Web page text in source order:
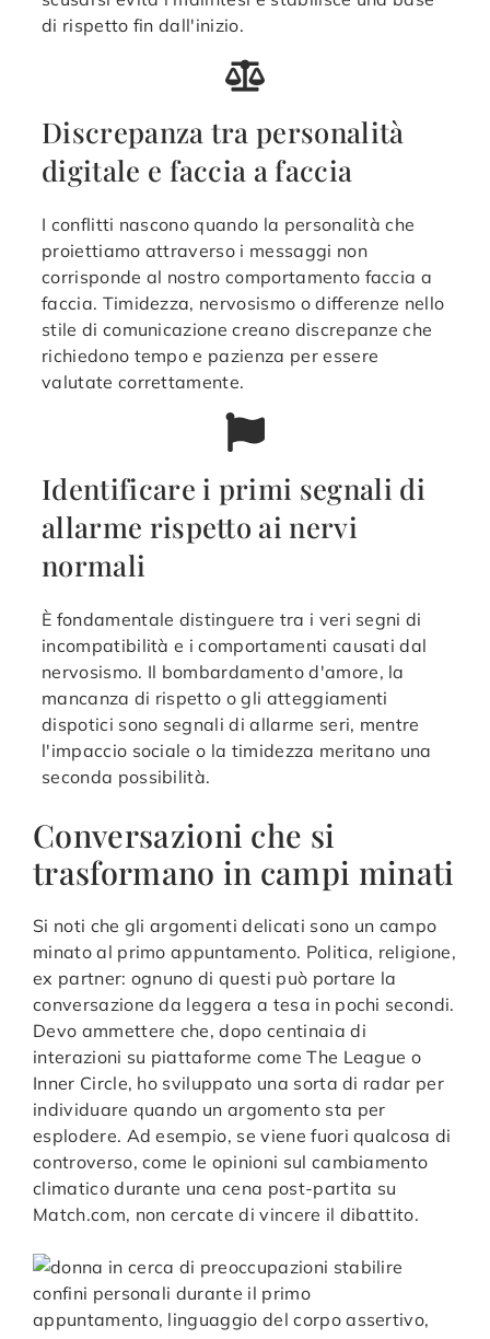
di rispetto fin dall'inizio.
Discrepanza tra personalità
digitale e faccia a faccia
I conflitti nascono quando la personalità che
proiettiamo attraverso i messaggi non
corrisponde al nostro comportamento faccia a
faccia. Timidezza, nervosismo o differenze nello
stile di comunicazione creano discrepanze che
richiedono tempo e pazienza per essere
valutate correttamente.
Identificare i primi segnali di
allarme rispetto ai nervi
normali
È fondamentale distinguere tra i veri segni di
incompatibilità e i comportamenti causati dal
nervosismo. Il bombardamento d'amore, la
mancanza di rispetto o gli atteggiamenti
dispotici sono segnali di allarme seri, mentre
l'impaccio sociale o la timidezza meritano una
seconda possibilità.
Conversazioni che si
trasformano in campi minati
Si noti che gli argomenti delicati sono un campo
minato al primo appuntamento. Politica, religione,
ex partner: ognuno di questi può portare la
conversazione da leggera a tesa in pochi secondi.
Devo ammettere che, dopo centinaia di
interazioni su piattaforme come The League o
Inner Circle, ho sviluppato una sorta di radar per
individuare quando un argomento sta per
esplodere. Ad esempio, se viene fuori qualcosa di
controverso, come le opinioni sul cambiamento
climatico durante una cena post-partita su
Match.com, non cercate di vincere il dibattito.